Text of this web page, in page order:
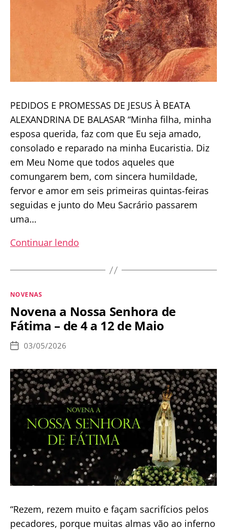
PEDIDOS E PROMESSAS DE JESUS À BEATA
ALEXANDRINA DE BALASAR “Minha filha, minha
esposa querida, faz com que Eu seja amado,
consolado e reparado na minha Eucaristia. Diz
em Meu Nome que todos aqueles que
comungarem bem, com sincera humildade,
fervor e amor em seis primeiras quintas-feiras
seguidas e junto do Meu Sacrário passarem
uma…
Continuar lendo
6
feiras
em
Jesus
na
Eucaristia
Categorias
NOVENAS
Novena a Nossa Senhora de
Fátima – de 4 a 12 de Maio
Data
publicação
03/05/2026
“Rezem, rezem muito e façam sacrifícios pelos
pecadores, porque muitas almas vão ao inferno